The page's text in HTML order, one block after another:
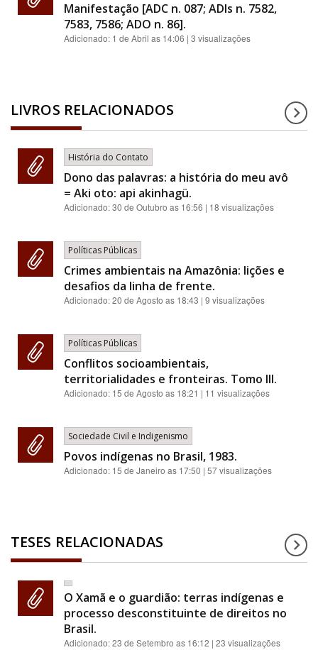
Manifestação [ADC n. 087; ADIs n. 7582,
7583, 7586; ADO n. 86].
Adicionado: 1 de Abril as 14:06 | 3 visualizações
LIVROS RELACIONADOS
História do Contato
Dono das palavras: a história do meu avô
= Aki oto: api akinhagü.
Adicionado:30 de Outubro as 16:56 | 18 visualizações
Políticas Públicas
Crimes ambientais na Amazônia: lições e
desafios da linha de frente.
Adicionado:20 de Agosto as 18:43 | 9 visualizações
Políticas Públicas
Conflitos socioambientais,
territorialidades e fronteiras. Tomo III.
Adicionado: 15 de Agosto as 18:21 | 11 visualizações
Sociedade Civil e Indigenismo
Povos indígenas no Brasil, 1983.
Adicionado: 15 de Janeiro as 17:50 | 57 visualizações
TESES RELACIONADAS
O Xamã e o guardião: terras indígenas e
processo desconstituinte de direitos no
Brasil.
Adicionado:23 de Setembro as 16:12 | 23 visualizações